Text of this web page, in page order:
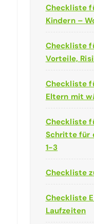
Checkliste
Kindern –
Checkliste
Vorteile,
Checkliste
Eltern mit
Checkliste
Schritte für
1-3
Checkliste
Checkliste
Laufzeiten